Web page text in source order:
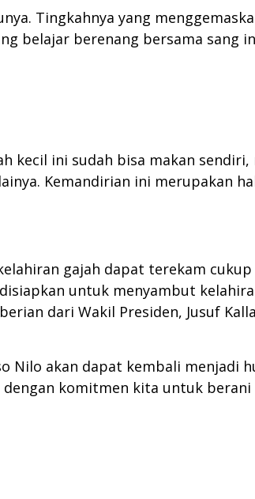
Tingkahnya yang
belajar berenang bersama sang
kecil ini sudah bisa makan
Kemandirian ini merupakan
gajah dapat terekam cukup
untuk menyambut
dari Wakil Presiden, Jusuf
Nilo akan dapat kembali menjadi
komitmen kita untuk berani